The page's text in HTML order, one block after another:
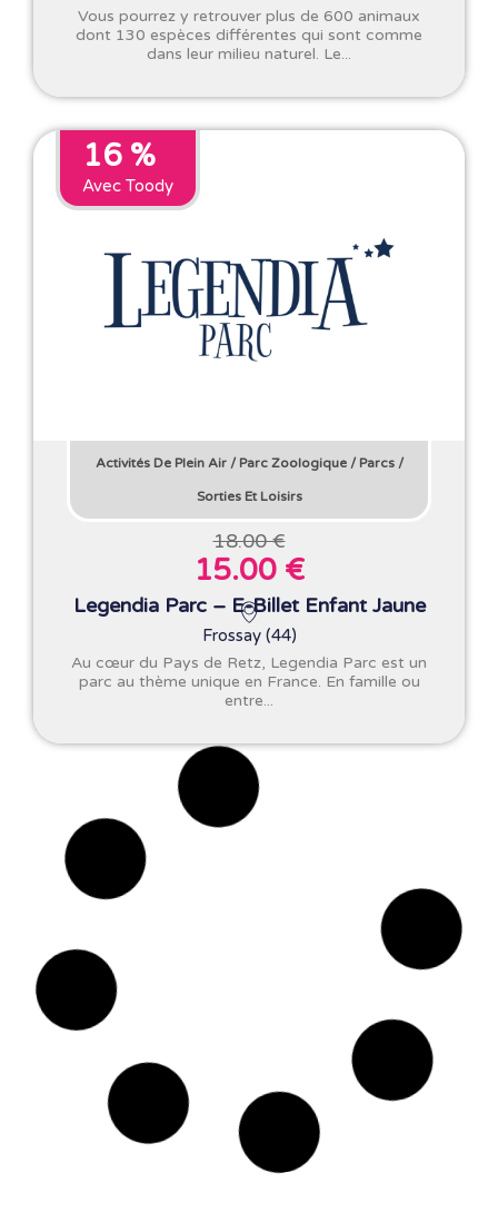
Vous pourrez y retrouver plus de 600 animaux
dont 130 espèces différentes qui sont comme
dans leur milieu naturel. Le...
16 %
Avec Toody
Activités De Plein Air/ Parc Zoologique/ Parcs/
Sorties Et Loisirs
18.00 €
15.00 €
Legendia Parc – E-Billet Enfant Jaune
Frossay (44)
Au cœur du Pays de Retz, Legendia Parc est un
parc au thème unique en France. En famille ou
entre...
Avec Toody
Parc Zoologique
15.00 €
13.00 €